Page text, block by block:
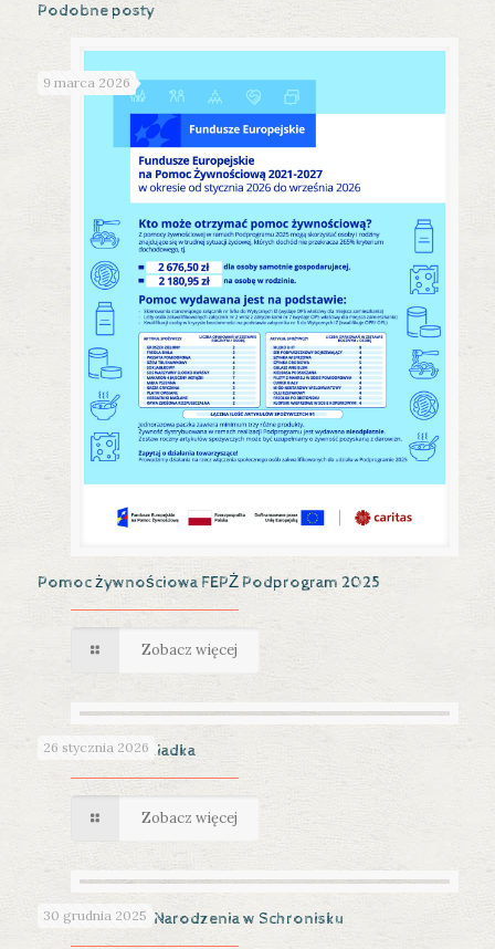
Podobne posty
9 marca 2026
Pomoc żywnościowa FEPŻ Podprogram 2025
Zobacz więcej
26 stycznia 2026
Dzień Babci i Dziadka
Zobacz więcej
30 grudnia 2025
Święta Bożego Narodzenia w Schronisku